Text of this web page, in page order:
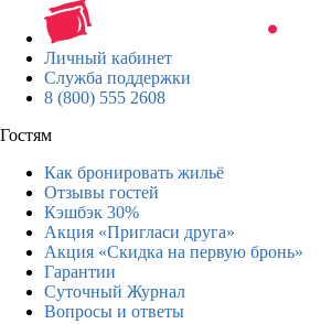
Личный кабинет
Служба поддержки
8 (800) 555 2608
Гостям
Как бронировать жильё
Отзывы гостей
Кэшбэк 30%
Акция «Пригласи друга»
Акция «Скидка на первую бронь»
Гарантии
Суточный Журнал
Вопросы и ответы